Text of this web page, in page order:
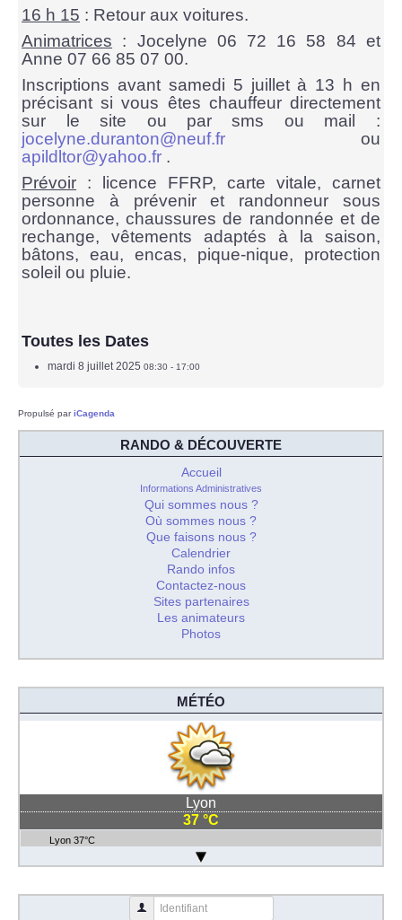
16 h 15 : Retour aux voitures.
Animatrices : Jocelyne 06 72 16 58 84 et
Anne 07 66 85 07 00.
Inscriptions avant samedi 5 juillet à 13 h en
précisant si vous êtes chauffeur directement
sur le site ou par sms ou mail :
jocelyne.duranton@neuf.fr ou
apildltor@yahoo.fr .
Prévoir : licence FFRP, carte vitale, carnet
personne à prévenir et randonneur sous
ordonnance, chaussures de randonnée et de
rechange, vêtements adaptés à la saison,
bâtons, eau, encas, pique-nique, protection
soleil ou pluie.
Toutes les Dates
mardi 8 juillet 2025 08:30 - 17:00
Propulsé pariCagenda
RANDO & DÉCOUVERTE
Accueil
Informations Administratives
Qui sommes nous ?
Où sommes nous ?
Que faisons nous ?
Calendrier
Rando infos
Contactez-nous
Sites partenaires
Les animateurs
Photos
MÉTÉO
Lyon
37 °C
Lyon 37°C